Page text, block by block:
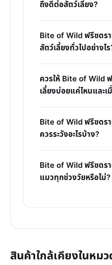
ถึงดีต่อสัตว์เลี้ยง?
Bite of Wild ฟรีซดร
สัตว์เลี้ยงทั่วไปอย่างไ
ควรให้ Bite of Wild
เลี้ยงบ่อยแค่ไหนและเ
Bite of Wild ฟรีซดร
ควรระวังอะไรบ้าง?
Bite of Wild ฟรีซดร
แมวทุกช่วงวัยหรือไม่?
สินค้าใกล้เคียงในหม